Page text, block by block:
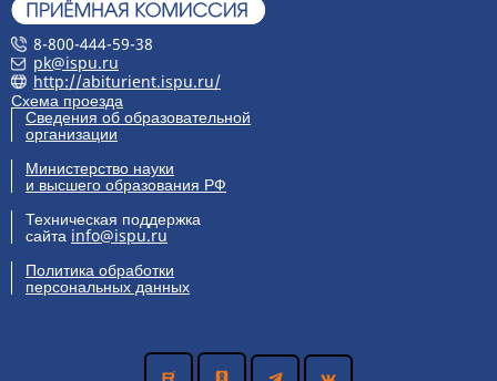
8-800-444-59-38
pk@ispu.ru
http://abiturient.ispu.ru/
Схема проезда
Сведения об образовательной
организации
Министерство науки
и высшего образования РФ
Техническая поддержка
сайта info@ispu.ru
Политика обработки
персональных данных